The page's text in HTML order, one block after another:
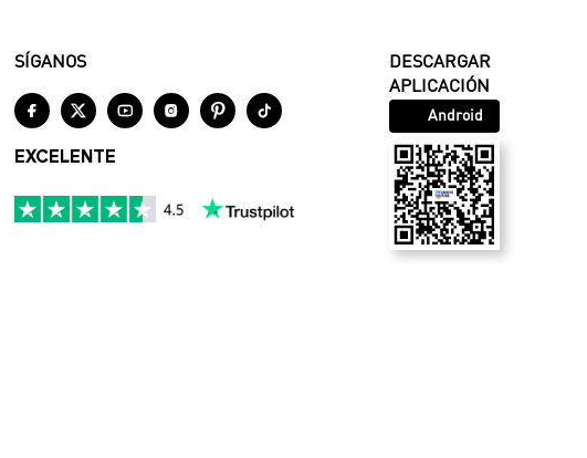
SÍGANOS
     
EXCELENTE
DESCARGAR
APLICACIÓN
Android